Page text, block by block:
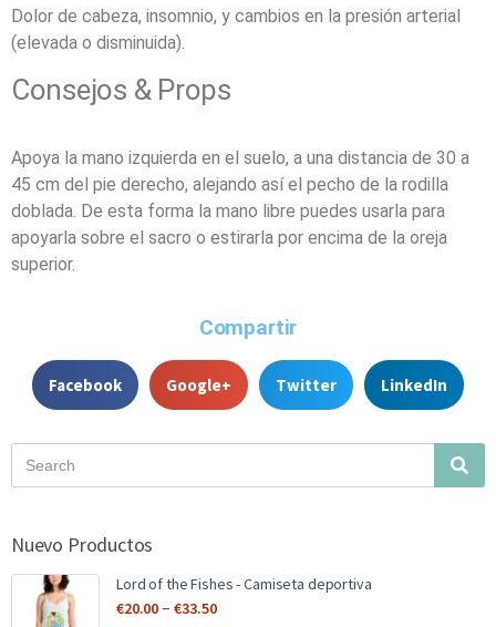
Dolor de cabeza, insomnio, y cambios en la presión arterial
(elevada o disminuida).
Consejos & Props
Apoya la mano izquierda en el suelo, a una distancia de 30 a
45 cm del pie derecho, alejando así el pecho de la rodilla
doblada. De esta forma la mano libre puedes usarla para
apoyarla sobre el sacro o estirarla por encima de la oreja
superior.
Compartir
Facebook Google+ Twitter LinkedIn
Nuevo Productos
Lord of the Fishes - Camiseta deportiva
€20.00–€33.50